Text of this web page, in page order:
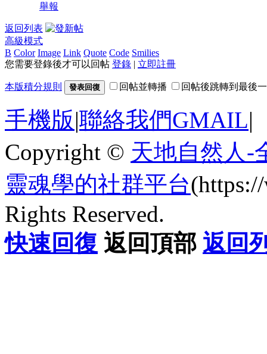
舉報
返回列表
高級模式
B Color Image Link Quote Code Smilies
您需要登錄後才可以回帖 登錄 | 立即註冊
本版積分規則 發表回復 回帖並轉播 回帖後跳轉到最後
手機版|聯絡我們GMAIL|
Copyright © 天地自然人-
靈魂學的社群平台
Rights Reserved.
快速回復 返回頂部 返回